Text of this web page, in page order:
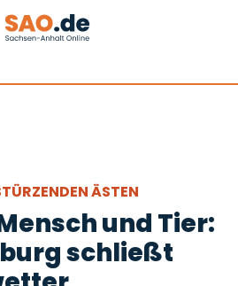
ÄSTEN
und Tier:
schließt